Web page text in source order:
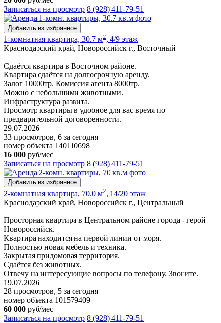
Записаться на просмотр 8 (928) 411-79-51
Добавить из избранное
1-комнатная квартира, 30.7 м2, 4/9 этаж
Краснодарский край, Новороссийск г., Восточный
Сдаётся квартира в Восточном районе.
Квартира сдаётся на долгосрочную аренду.
Залог 10000тр. Комиссия агента 8000тр.
Можно с небольшими животными.
Инфраструктура развита.
Просмотр квартиры в удобное для вас время по
предварительной договоренности.
29.07.2026
33 просмотров, 6 за сегодня
номер объекта 140110698
16 000 руб/мес
Записаться на просмотр 8 (928) 411-79-51
Добавить из избранное
2-комнатная квартира, 70.0 м2, 14/20 этаж
Краснодарский край, Новороссийск г., Центральный
Просторная квартира в Центральном районе города - герой
Новороссийск.
Квартира находится на первой линии от моря.
Полностью новая мебель и техника.
Закрытая придомовая территория.
Сдаётся без животных.
Отвечу на интересующие вопросы по телефону. Звоните.
19.07.2026
28 просмотров, 5 за сегодня
номер объекта 101579409
60 000 руб/мес
Записаться на просмотр 8 (928) 411-79-51